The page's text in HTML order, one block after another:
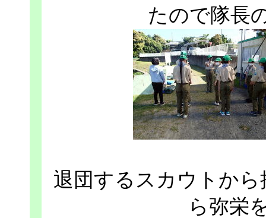
たので隊長
退団するスカウトか
ら弥栄